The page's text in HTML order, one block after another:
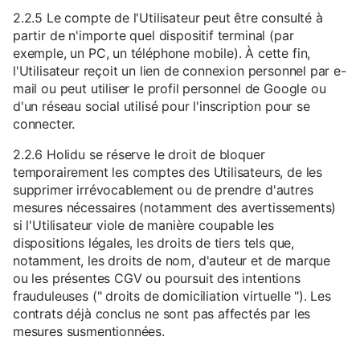
2.2.5 Le compte de l'Utilisateur peut être consulté à
partir de n'importe quel dispositif terminal (par
exemple, un PC, un téléphone mobile). À cette fin,
l'Utilisateur reçoit un lien de connexion personnel par e-
mail ou peut utiliser le profil personnel de Google ou
d'un réseau social utilisé pour l'inscription pour se
connecter.
2.2.6 Holidu se réserve le droit de bloquer
temporairement les comptes des Utilisateurs, de les
supprimer irrévocablement ou de prendre d'autres
mesures nécessaires (notamment des avertissements)
si l'Utilisateur viole de manière coupable les
dispositions légales, les droits de tiers tels que,
notamment, les droits de nom, d'auteur et de marque
ou les présentes CGV ou poursuit des intentions
frauduleuses (" droits de domiciliation virtuelle "). Les
contrats déjà conclus ne sont pas affectés par les
mesures susmentionnées.